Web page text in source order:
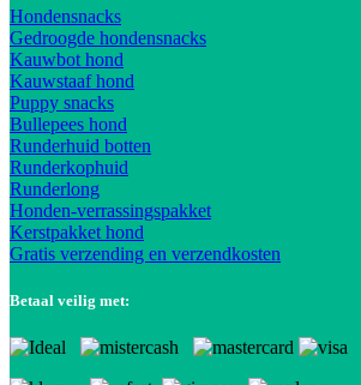
Hondensnacks
Gedroogde hondensnacks
Kauwbot hond
Kauwstaaf hond
Puppy snacks
Bullepees hond
Runderhuid botten
Runderkophuid
Runderlong
Honden-verrassingspakket
Kerstpakket hond
Gratis verzending en verzendkosten
Betaal veilig met: